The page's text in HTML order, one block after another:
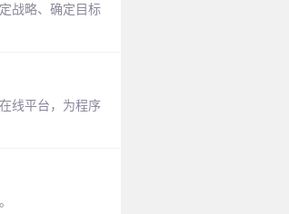
战略、确定目标
线平台，为程序